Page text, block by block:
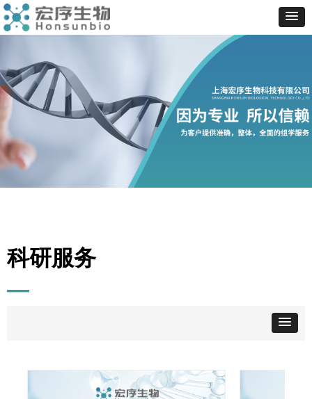
科研服务
—